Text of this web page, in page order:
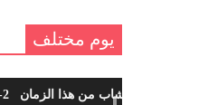
يوم مختلف
شاب من هذا الزمان 2-2